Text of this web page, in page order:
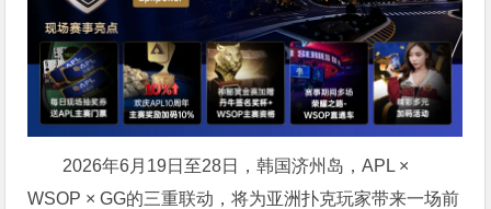
2026年6月19日至28日，韩国济州岛，APL ×
WSOP × GG的三重联动，将为亚洲扑克玩家带来一场前